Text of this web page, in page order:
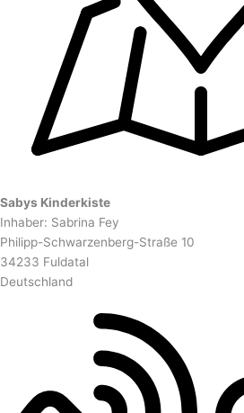
Sabys Kinderkiste
Inhaber: Sabrina Fey
Philipp-Schwarzenberg-Straße 10
34233 Fuldatal
Deutschland